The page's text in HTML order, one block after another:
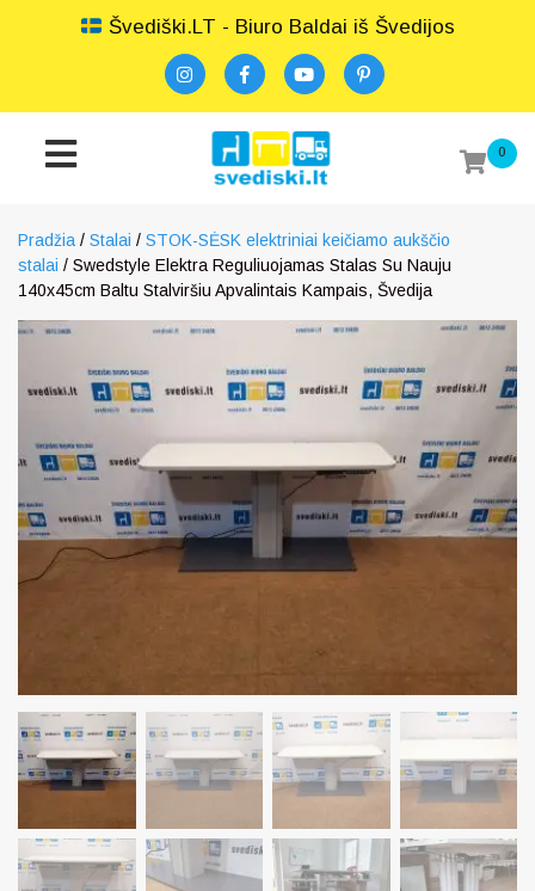
Švediški.LT - Biuro Baldai iš Švedijos
0
Pradžia / Stalai / STOK-SĖSK elektriniai keičiamo aukščio
stalai / Swedstyle Elektra Reguliuojamas Stalas Su Nauju
140x45cm Baltu Stalviršiu Apvalintais Kampais, Švedija